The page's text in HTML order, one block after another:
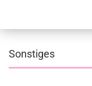
Sonstiges